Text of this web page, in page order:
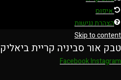
איפוס
הצהרת נגישות
Skip to content
טבק אור סביניה קריית ביאליק
FacebookInstagram